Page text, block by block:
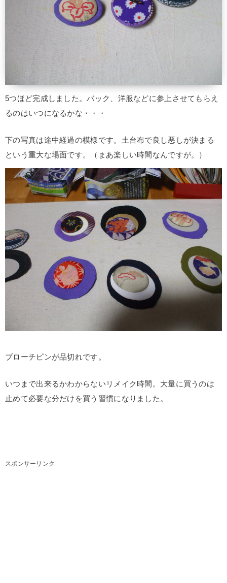
5つほど完成しました。バック、洋服などに参上させてもらえ
るのはいつになるかな・・・
下の写真は途中経過の模様です。土台布で良し悪しが決まる
という重大な場面です。（まあ楽しい時間なんですが。）
ブローチピンが品切れです。
いつまで出来るかわからないリメイク時間。大量に買うのは
止めて必要な分だけを買う習慣になりました。
スポンサーリンク